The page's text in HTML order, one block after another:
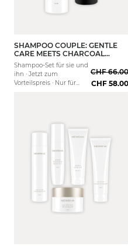
SHAMPOO COUPLE: GENTLE
CARE MEETS CHARCOAL
ENERGIZING
Shampoo-Set für sie und
ihn · Jetzt zum
Vorteilspreis · Nur für
CHF 66.00
CHF 58.00
Starter